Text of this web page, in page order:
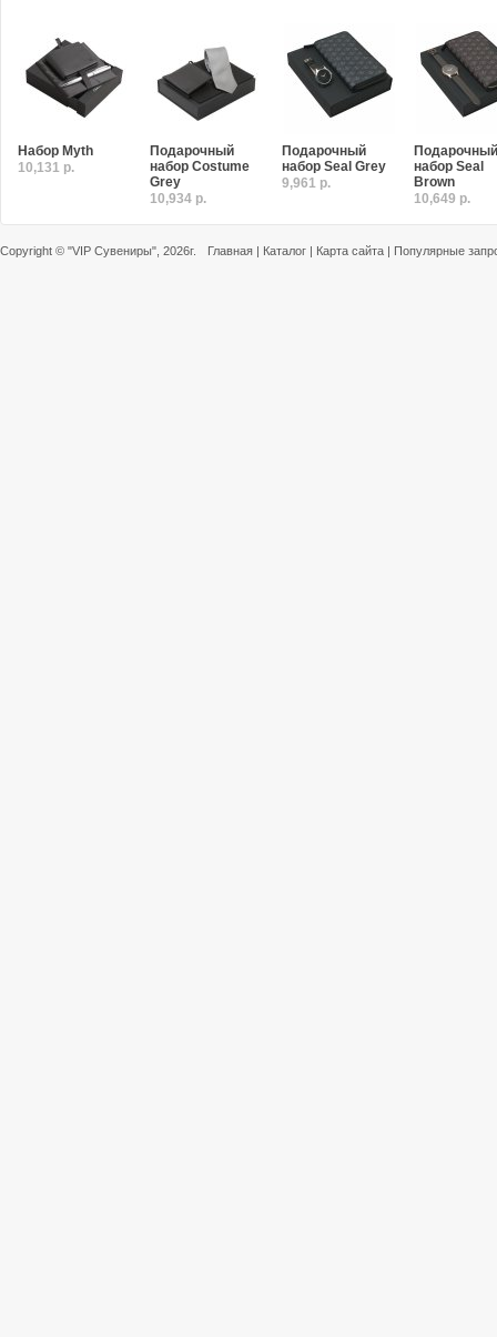
Набор Myth
10,131 р.
Подарочный
набор Costume
Grey
10,934 р.
Подарочный
набор Seal Grey
9,961 р.
Подарочный
набор Seal
Brown
10,649 р.
Copyright © "VIP Сувениры" , 2026г. Главная | Каталог | Карта сайта | Популярные